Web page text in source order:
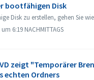
bootfähigen Disk
6:19 NACHMITTAGS
zeigt "Temporärer
echten Ordners